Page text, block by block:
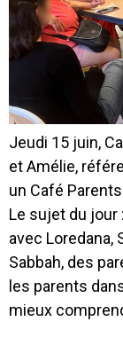
Jeudi 15 juin,
et Amélie,
un Café
Le sujet du jour
avec Loredana,
Sabbah, des
les parents
mieux